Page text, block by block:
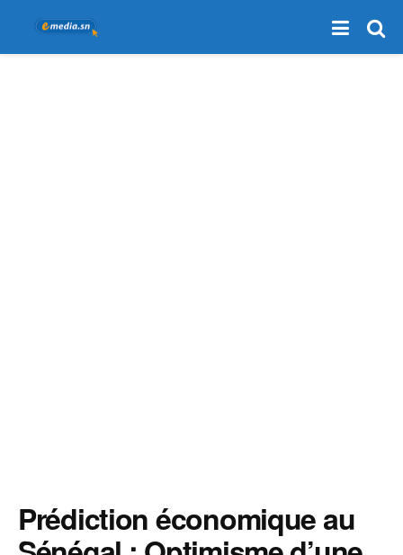
Prédiction économique au